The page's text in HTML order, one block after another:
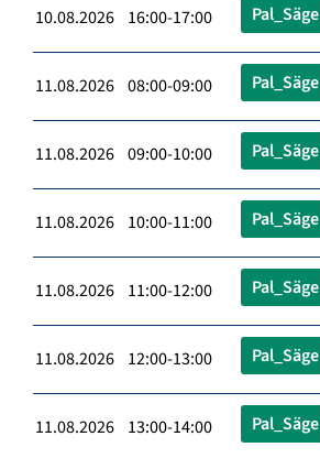
10.08.2026 16:00-17:00 Pal_Säge
11.08.2026 08:00-09:00 Pal_Säge
11.08.2026 09:00-10:00 Pal_Säge
11.08.2026 10:00-11:00 Pal_Säge
11.08.2026 11:00-12:00 Pal_Säge
11.08.2026 12:00-13:00 Pal_Säge
11.08.2026 13:00-14:00 Pal_Säge